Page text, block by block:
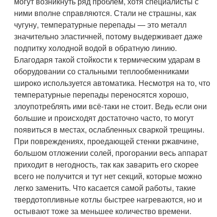
ними вполне справляются. Стали не страшны, как
чугуну, температурные перепады — это металл
значительно эластичней, потому выдерживает даже
подпитку холодной водой в обратную линию.
Благодаря такой стойкости к термическим ударам в
оборудовании со стальными теплообменниками
широко используется автоматика. Несмотря на то, что
температурные перепады переносятся хорошо,
злоупотреблять ими всё-таки не стоит. Ведь если они
большие и происходят достаточно часто, то могут
появиться в местах, ослабленных сваркой трещины.
При повреждениях, проедающей стенки ржавчине,
большом отложении солей, прогорании весь аппарат
приходит в негодность, так как заварить его скорее
всего не получится и тут нет секций, которые можно
легко заменить. Что касается самой работы, такие
твердотопливные котлы быстрее нагреваются, но и
остывают тоже за меньшее количество времени.